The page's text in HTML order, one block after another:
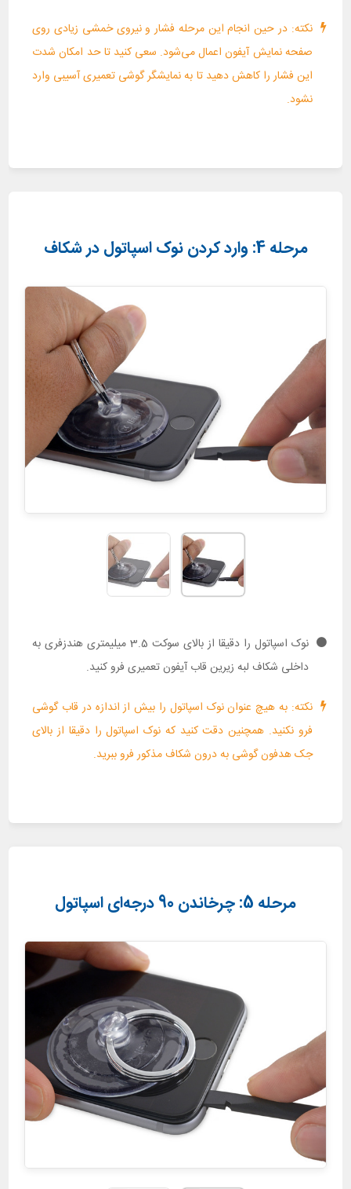
نکته: در حین انجام این مرحله فشار و نیروی خمشی زیادی روی
صفحه نمایش آیفون اعمال می‌شود. سعی کنید تا حد امکان شدت
این فشار را کاهش دهید تا به نمایشگر گوشی تعمیری آسیبی وارد
نشود.
مرحله 4: وارد کردن نوک اسپاتول در شکاف
نوک اسپاتول را دقیقا از بالای سوکت 3.5 میلیمتری هندزفری به
داخلی شکاف لبه زیرین قاب آیفون تعمیری فرو کنید.
نکته: به هیچ عنوان نوک اسپاتول را بیش از اندازه در قاب گوشی
فرو نکنید. همچنین دقت کنید که نوک اسپاتول را دقیقا از بالای
جک هدفون گوشی به درون شکاف مذکور فرو ببرید.
مرحله 5: چرخاندن 90 درجه‌ای اسپاتول